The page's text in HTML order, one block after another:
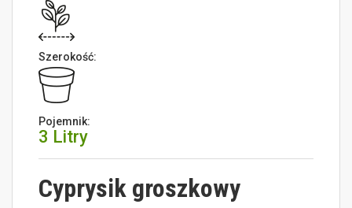
Szerokość:
Pojemnik:
3 Litry
Cyprysik groszkowy